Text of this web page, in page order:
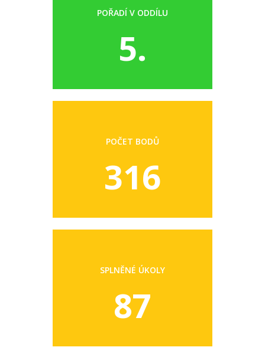
POŘADÍ V ODDÍLU
5.
POČET BODŮ
316
SPLNĚNÉ ÚKOLY
87